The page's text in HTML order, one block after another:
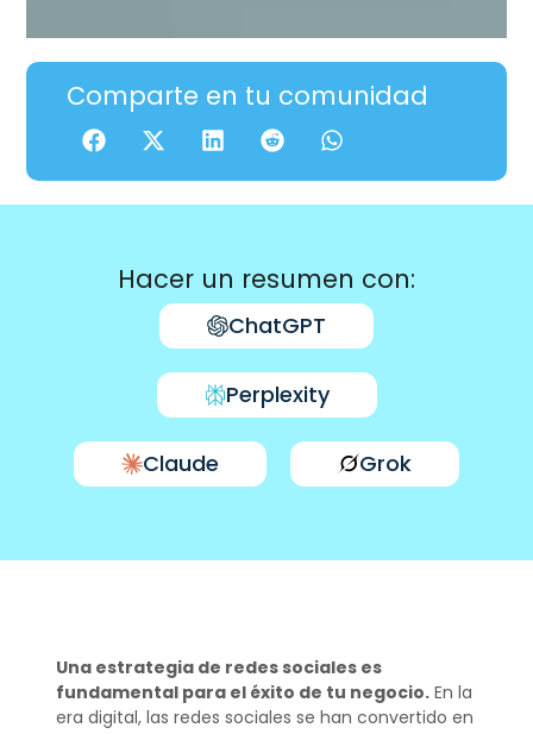
Comparte en tu comunidad
Hacer un resumen con:
ChatGPT
Perplexity
Claude Grok
Una estrategia de redes sociales es
fundamental para el éxito de tu negocio.En la
era digital, las redes sociales se han convertido en